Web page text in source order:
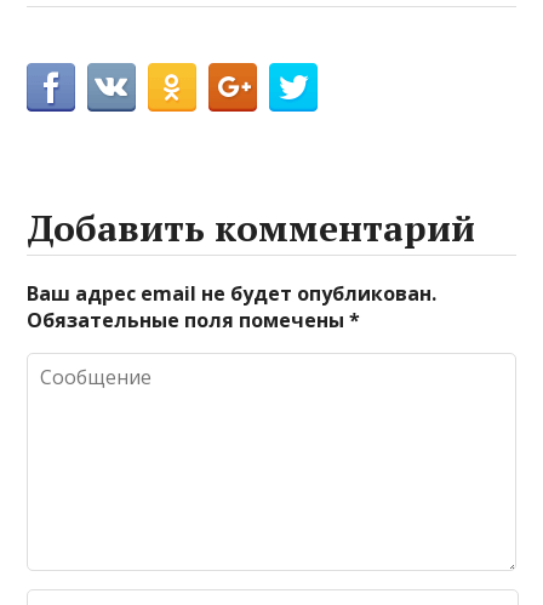
Добавить комментарий
Ваш адрес email не будет опубликован.
Обязательные поля помечены*